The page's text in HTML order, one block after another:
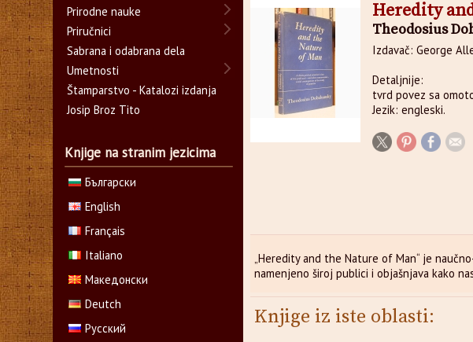
Heredity
Theodosius
Izdavač: George
Detaljnije:
tvrd povez sa
Jezik: engleski.
„Heredity and the Nature of Man“ je
namenjeno široj publici i objašnjava kako
Knjige iz iste oblasti:
Prirodne nauke
Priručnici
Sabrana i odabrana dela
Umetnosti
Štamparstvo - Katalozi izdanja
Josip Broz Tito
Knjige na stranim jezicima
Български
English
Français
Italiano
Македонски
Deutch
Русский